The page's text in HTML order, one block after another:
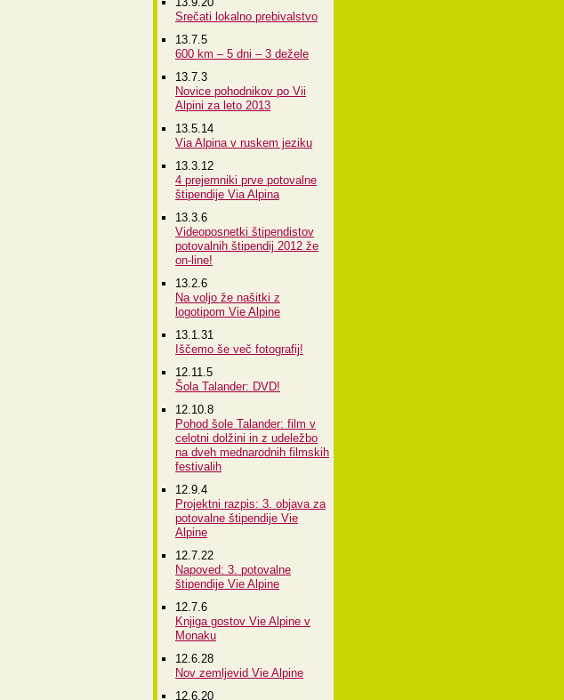
Srečati lokalno prebivalstvo
13.7.5
600 km – 5 dni – 3 dežele
13.7.3
Novice pohodnikov po Vii
Alpini za leto 2013
13.5.14
Via Alpina v ruskem jeziku
13.3.12
4 prejemniki prve potovalne
štipendije Via Alpina
13.3.6
Videoposnetki štipendistov
potovalnih štipendij 2012 že
on-line!
13.2.6
Na voljo že našitki z
logotipom Vie Alpine
13.1.31
Iščemo še več fotografij!
12.11.5
Šola Talander: DVD!
12.10.8
Pohod šole Talander: film v
celotni dolžini in z udeležbo
na dveh mednarodnih filmskih
festivalih
12.9.4
Projektni razpis: 3. objava za
potovalne štipendije Vie
Alpine
12.7.22
Napoved: 3. potovalne
štipendije Vie Alpine
12.7.6
Knjiga gostov Vie Alpine v
Monaku
12.6.28
Nov zemljevid Vie Alpine
12.6.20